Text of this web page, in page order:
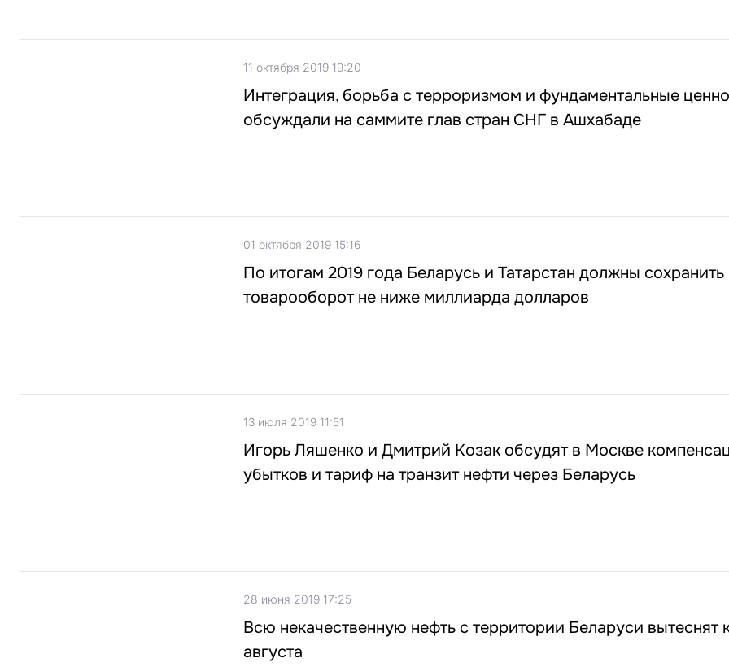
11 октября 2019 19:20
Интеграция, борьба с терроризмом и фундаментальные
обсуждали на саммите глав стран СНГ в Ашхабаде
01 октября 2019 15:16
По итогам 2019 года Беларусь и Татарстан должны сохранить
товарооборот не ниже миллиарда долларов
13 июля 2019 11:51
Игорь Ляшенко и Дмитрий Козак обсудят в Москве
убытков и тариф на транзит нефти через Беларусь
28 июня 2019 17:25
Всю некачественную нефть с территории Беларуси вытеснят
августа